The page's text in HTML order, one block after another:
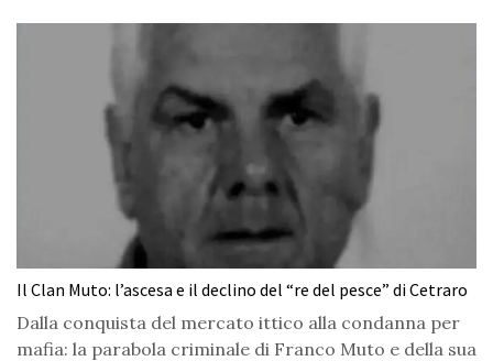
Il Clan Muto: l’ascesa e il declino del “re del pesce” di Cetraro
Dalla conquista del mercato ittico alla condanna per
mafia: la parabola criminale di Franco Muto e della sua